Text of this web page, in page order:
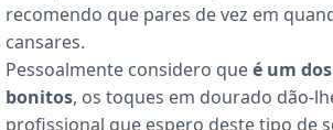
recomendo que pares de vez em
cansares.
Pessoalmente considero queé um
bonitos, os toques em dourado dão-
profissional que espero deste tipo de